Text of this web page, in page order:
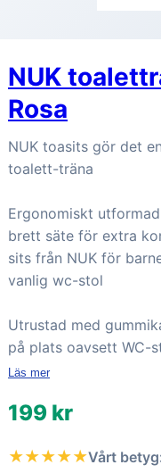
NUK
Rosa
NUK toasits gör det
toalett-träna
Ergonomiskt
brett säte för extra
sits från NUK för
vanlig wc-stol
Utrustad med
på plats oavsett WC-
Läs mer
199 kr
★★★★★Vårt